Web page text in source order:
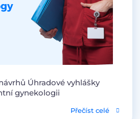
Úhradové vyhlášky
gynekologii
Přečíst celé